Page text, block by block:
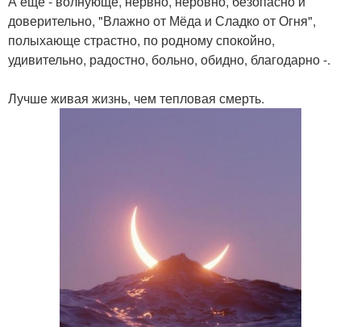
доверительно, "Влажно от Мёда и Сладко от Огня",
полыхающе страстно, по родному спокойно,
удивительно, радостно, больно, обидно, благодарно -.
Лучше живая жизнь, чем тепловая смерть.